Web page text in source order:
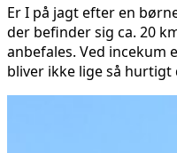
Er I på jagt efter en
der befinder sig ca. 20
anbefales. Ved incekum
bliver ikke lige så hurtigt